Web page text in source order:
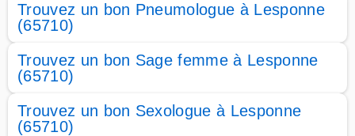
Trouvez un bon Pneumologue à Lesponne
(65710)
Trouvez un bon Sage femme à Lesponne
(65710)
Trouvez un bon Sexologue à Lesponne
(65710)